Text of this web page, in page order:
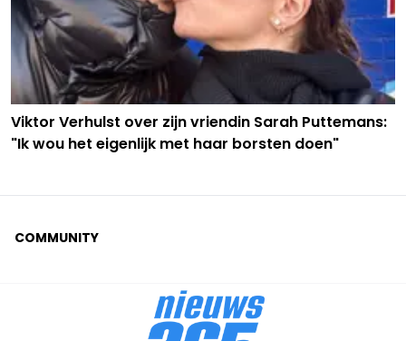
Viktor Verhulst over zijn vriendin Sarah Puttemans:
"Ik wou het eigenlijk met haar borsten doen"
COMMUNITY